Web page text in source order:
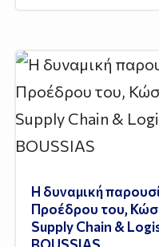
Η δυναμική
Προέδρου του,
Supply Chain &